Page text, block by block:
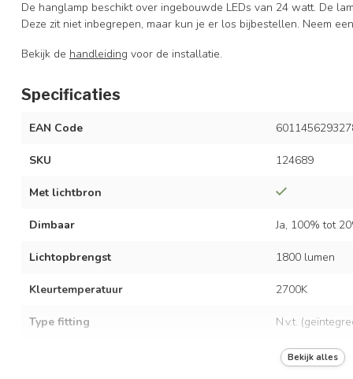
De hanglamp beschikt over ingebouwde LEDs van 24 watt. De
Deze zit niet inbegrepen, maar kun je er los bijbestellen. Neem
Bekijk de handleiding voor de installatie.
Specificaties
EAN Code
SKU 124689
Met lichtbron
Dimbaar Ja, 100% tot
Lichtopbrengst 1800 lumen
Kleurtemperatuur 2700K
Type fitting N.v.t.
24 watt
Bekijk alles